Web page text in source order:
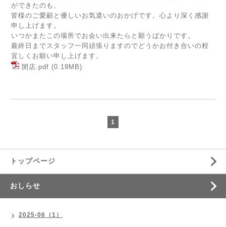
ができたのも、
皆様のご愛顧と優しいお気遣いのおかげです。心より深く感謝
申し上げます。
いつかまたこの場所でお会い出来たらと願うばかりです。
最終日までスタッフ一同頑張りますのでどうかお付き合いの程
宜しくお願い申し上げます。
閉店.pdf (0.19MB)
1
トップページ
おしらせ
2025-06（1）